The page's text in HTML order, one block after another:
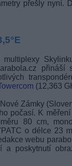
přešly nyní.
přináší
(12,363
Zámky
počasí. K
80 cm,
o délce 23
webu
a poskytnutí